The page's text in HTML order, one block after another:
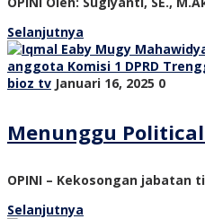
Selanjutnya
bioz tv Januari 16, 2025 0
Menunggu
OPINI – Kekosongan jabatan
Selanjutnya